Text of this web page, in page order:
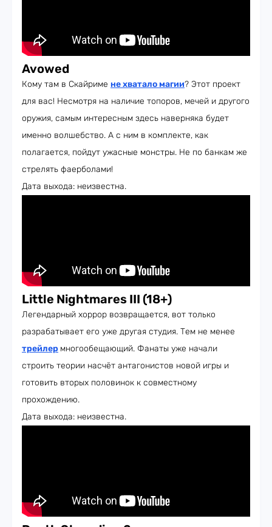
Avowed
Кому там в Скайриме не хватало магии? Этот проект
для вас! Несмотря на наличие топоров, мечей и другого
оружия, самым интересным здесь наверняка будет
именно волшебство. А с ним в комплекте, как
полагается, пойдут ужасные монстры. Не по банкам же
стрелять фаерболами!
Дата выхода: неизвестна.
Little Nightmares III (18+)
Легендарный хоррор возвращается, вот только
разрабатывает его уже другая студия. Тем не менее
трейлер многообещающий. Фанаты уже начали
строить теории насчёт антагонистов новой игры и
готовить вторых половинок к совместному
прохождению.
Дата выхода: неизвестна.